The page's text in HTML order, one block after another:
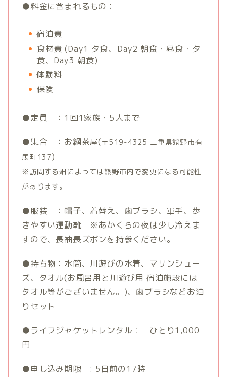
●料金に含まれるもの：
宿泊費
食材費 (Day1 夕食、Day2 朝食・昼食・夕
食、Day3 朝食)
体験料
保険
●定員 ：1回1家族・5人まで
●集合 ：お綱茶屋(〒519-4325 三重県熊野市有
馬町137)
※訪問する畑によっては熊野市内で変更になる可能性
があります。
●服装
：帽子、着替え、歯ブラシ、軍手、歩
きやすい運動靴 ※あかくらの夜は少し冷えま
すので、長袖長ズボンを持参ください。
●持ち物：水筒、川遊びの水着、マリンシュー
ズ、タオル(お風呂用と川遊び用 宿泊施設には
タオル等がございません。)、歯ブラシなどお泊
りセット
●ライフジャケットレンタル： ひとり1,000
円
●申し込み期限
: 5日前の17時